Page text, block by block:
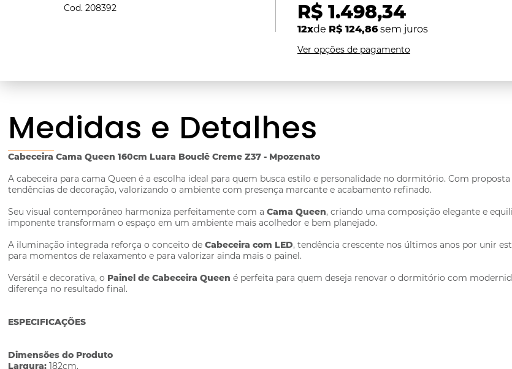
208392 R$ 1.498,34
12xde R$ 124,86 sem juros
Ver opções de pagamento
Medidas e Detalhes
Cabeceira Cama Queen 160cm Luara Bouclê Creme Z37 - Mpozenato
A cabeceira para cama Queen é a escolha ideal para quem busca estilo e personalidade no dormitório. Com
tendências de decoração, valorizando o ambiente com presença marcante e acabamento refinado.
Seu visual contemporâneo harmoniza perfeitamente com aCama Queen, criando uma composição elegante e
imponente transformam o espaço em um ambiente mais acolhedor e bem planejado.
A iluminação integrada reforça o conceito deCabeceira com LED, tendência crescente nos últimos anos por unir
para momentos de relaxamento e para valorizar ainda mais o painel.
Versátil e decorativa, o Painel de Cabeceira Queen é perfeita para quem deseja renovar o dormitório com
diferença no resultado final.
ESPECIFICAÇÕES
Dimensões do Produto
Largura:182cm.